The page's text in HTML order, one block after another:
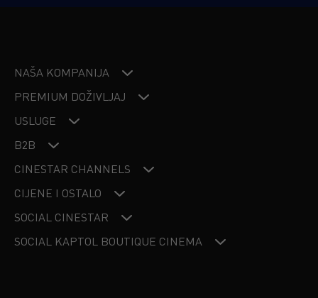
NAŠA KOMPANIJA
PREMIUM DOŽIVLJAJ
USLUGE
B2B
CINESTAR CHANNELS
CIJENE I OSTALO
SOCIAL CINESTAR
SOCIAL KAPTOL BOUTIQUE CINEMA